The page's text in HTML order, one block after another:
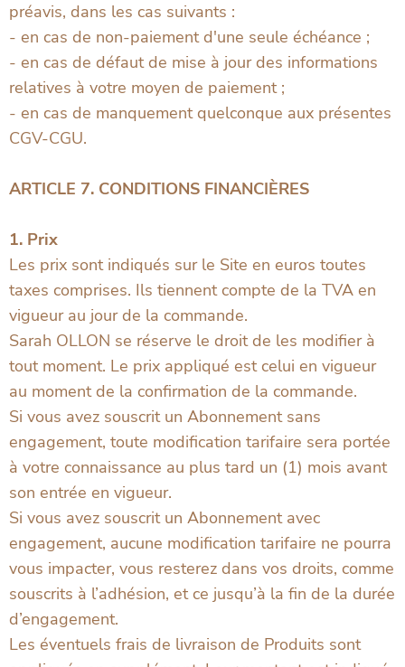
préavis, dans les cas suivants :
- en cas de non-paiement d'une seule échéance ;
- en cas de défaut de mise à jour des informations
relatives à votre moyen de paiement ;
- en cas de manquement quelconque aux présentes
CGV-CGU.
ARTICLE 7. CONDITIONS FINANCIÈRES
1. Prix
Les prix sont indiqués sur le Site en euros toutes
taxes comprises. Ils tiennent compte de la TVA en
vigueur au jour de la commande.
Sarah OLLON se réserve le droit de les modifier à
tout moment. Le prix appliqué est celui en vigueur
au moment de la confirmation de la commande.
Si vous avez souscrit un Abonnement sans
engagement, toute modification tarifaire sera portée
à votre connaissance au plus tard un (1) mois avant
son entrée en vigueur.
Si vous avez souscrit un Abonnement avec
engagement, aucune modification tarifaire ne pourra
vous impacter, vous resterez dans vos droits, comme
souscrits à l’adhésion, et ce jusqu’à la fin de la durée
d’engagement.
Les éventuels frais de livraison de Produits sont